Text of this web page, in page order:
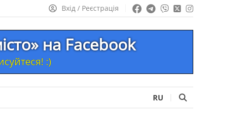
Вхід / Реєстрація
на Facebook
:)
RU